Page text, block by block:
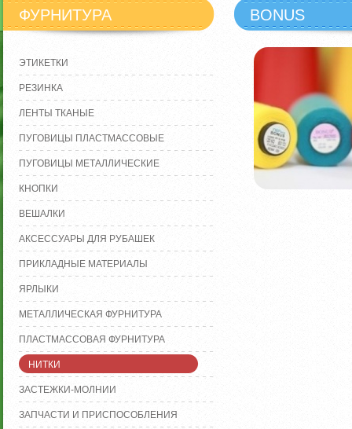
ФУРНИТУРА
ЭТИКЕТКИ
РЕЗИНКА
ЛЕНТЫ ТКАНЫЕ
ПУГОВИЦЫ ПЛАСТМАССОВЫЕ
ПУГОВИЦЫ МЕТАЛЛИЧЕСКИЕ
КНОПКИ
ВЕШАЛКИ
АКСЕССУАРЫ ДЛЯ РУБАШЕК
ПРИКЛАДНЫЕ МАТЕРИАЛЫ
ЯРЛЫКИ
МЕТАЛЛИЧЕСКАЯ ФУРНИТУРА
ПЛАСТМАССОВАЯ ФУРНИТУРА
НИТКИ
ЗАСТЕЖКИ-МОЛНИИ
ЗАПЧАСТИ И ПРИСПОСОБЛЕНИЯ
BONUS